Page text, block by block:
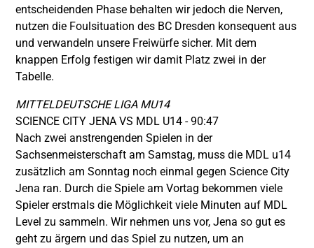
entscheidenden Phase behalten wir jedoch die Nerven,
nutzen die Foulsituation des BC Dresden konsequent aus
und verwandeln unsere Freiwürfe sicher. Mit dem
knappen Erfolg festigen wir damit Platz zwei in der
Tabelle.
MITTELDEUTSCHE LIGA MU14
SCIENCE CITY JENA VS MDL U14 - 90:47
Nach zwei anstrengenden Spielen in der
Sachsenmeisterschaft am Samstag, muss die MDL u14
zusätzlich am Sonntag noch einmal gegen Science City
Jena ran. Durch die Spiele am Vortag bekommen viele
Spieler erstmals die Möglichkeit viele Minuten auf MDL
Level zu sammeln. Wir nehmen uns vor, Jena so gut es
geht zu ärgern und das Spiel zu nutzen, um an